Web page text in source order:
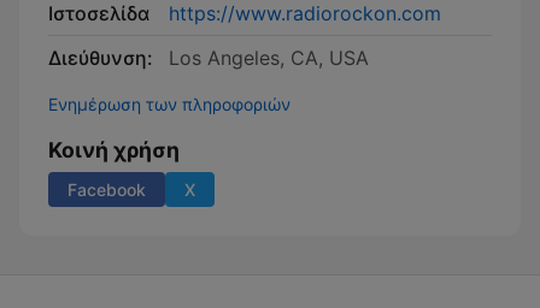
Ιστοσελίδα
https://www.radiorockon.com
Διεύθυνση:
Los Angeles, CA, USA
Ενημέρωση των πληροφοριών
Κοινή χρήση
Facebook X